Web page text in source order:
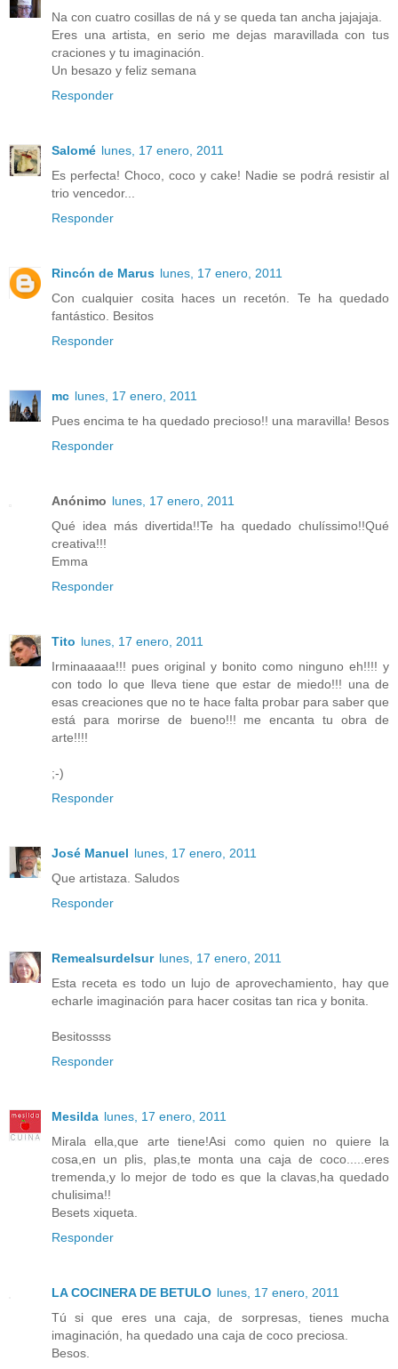
Na con cuatro cosillas de ná y se queda tan ancha jajajaja.
Eres una artista, en serio me dejas maravillada con tus
craciones y tu imaginación.
Un besazo y feliz semana
Responder
Salomé lunes, 17 enero, 2011
Es perfecta! Choco, coco y cake! Nadie se podrá resistir al
trio vencedor...
Responder
Rincón de Marus lunes, 17 enero, 2011
Con cualquier cosita haces un recetón. Te ha quedado
fantástico. Besitos
Responder
mc lunes, 17 enero, 2011
Pues encima te ha quedado precioso!! una maravilla! Besos
Responder
Anónimo lunes, 17 enero, 2011
Qué idea más divertida!!Te ha quedado chulíssimo!!Qué
creativa!!!
Emma
Responder
Tito lunes, 17 enero, 2011
Irminaaaaa!!! pues original y bonito como ninguno eh!!!! y
con todo lo que lleva tiene que estar de miedo!!! una de
esas creaciones que no te hace falta probar para saber que
está para morirse de bueno!!! me encanta tu obra de
arte!!!!
;-)
Responder
José Manuel lunes, 17 enero, 2011
Que artistaza. Saludos
Responder
Remealsurdelsur lunes, 17 enero, 2011
Esta receta es todo un lujo de aprovechamiento, hay que
echarle imaginación para hacer cositas tan rica y bonita.
Besitossss
Responder
Mesilda lunes, 17 enero, 2011
Mirala ella,que arte tiene!Asi como quien no quiere la
cosa,en un plis, plas,te monta una caja de coco.....eres
tremenda,y lo mejor de todo es que la clavas,ha quedado
chulisima!!
Besets xiqueta.
Responder
LA COCINERA DE BETULO lunes, 17 enero, 2011
Tú si que eres una caja, de sorpresas, tienes mucha
imaginación, ha quedado una caja de coco preciosa.
Besos.